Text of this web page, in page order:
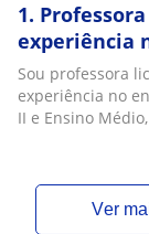
1.
experiência
Licenciada
Sou professora
experiência no
II e Ensino
ver